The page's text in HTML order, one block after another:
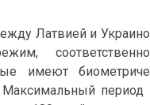
Латвией и
имеют
период